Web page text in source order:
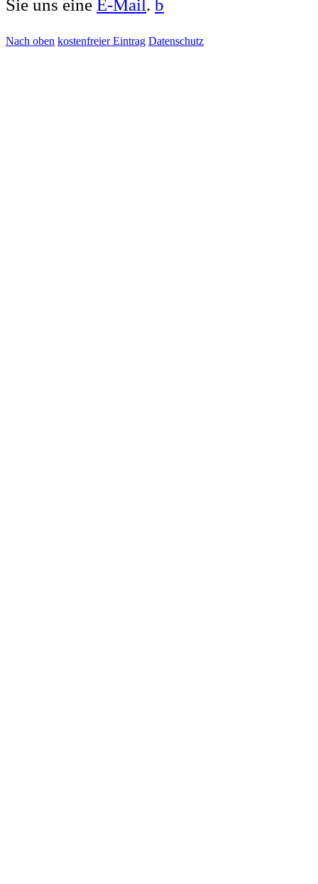
Sie uns eine E-Mail. b
Nach oben kostenfreier Eintrag Datenschutz